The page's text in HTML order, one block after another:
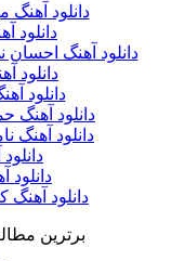
دانلود آهنگ
دانلود
دانلود آهنگ احسان
دانلود
دانلود
دانلود آهنگ
دانلود آهنگ
دانلود
برترین